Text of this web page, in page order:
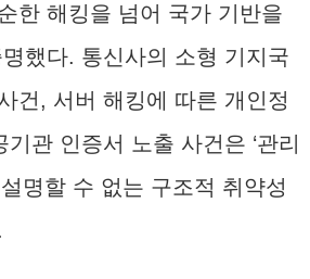
한 해킹을 넘어 국가 기반을
했다. 통신사의 소형 기지국
건, 서버 해킹에 따른 개인정
관 인증서 노출 사건은 ‘관리
명할 수 없는 구조적 취약성